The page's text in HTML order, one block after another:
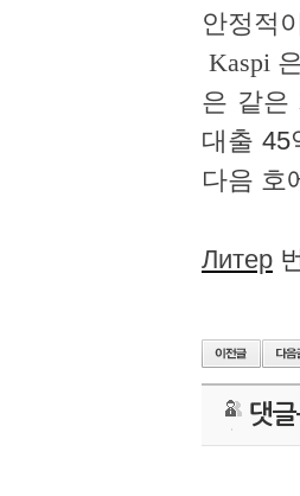
안정적
Kaspi
은 같은
대출 45
다음 호
Литер
댓